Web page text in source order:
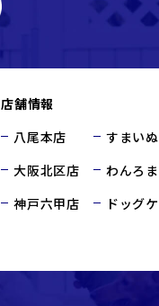
店舗情報
八尾本店
大阪北区店
神戸六甲店
すまいぬ
わんろ
ドッグ